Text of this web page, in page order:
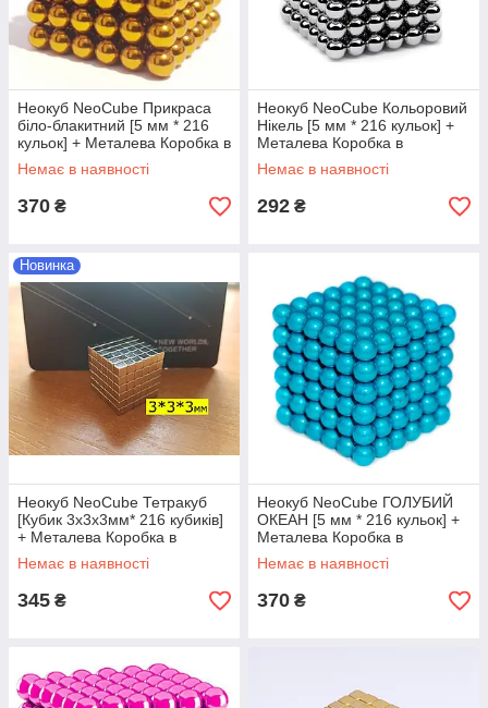
Неокуб NeoCube Прикраса
біло-блакитний [5 мм * 216
кульок] + Металева Коробка в
Подарунок
Немає в наявності
370 ₴
Неокуб NeoCube Кольоровий
Нікель [5 мм * 216 кульок] +
Металева Коробка в
Подарунок
Немає в наявності
292 ₴
Новинка
Неокуб NeoCube Тетракуб
[Кубик 3х3х3мм* 216 кубиків]
+ Металева Коробка в
Подарунок
Немає в наявності
345 ₴
Неокуб NeoCube ГОЛУБИЙ
ОКЕАН [5 мм * 216 кульок] +
Металева Коробка в
Подарунок
Немає в наявності
370 ₴